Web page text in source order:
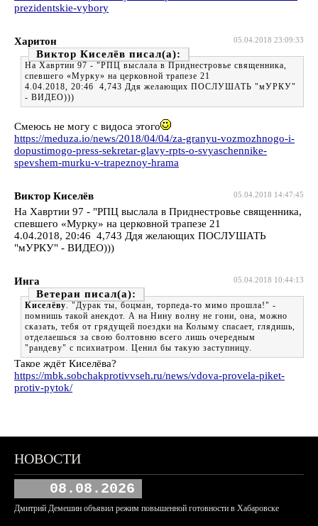
prezidentskie-vybory
05.04.2018 23:09:33
Харитон
Виктор Киселёв
На Хавртии 97 - "РПЦ выслала в Приднестровье священника,
спевшего «Мурку» на церковной трапезе 21
4.04.2018, 20:46 4,743 Ддя желающих ПОСЛУШАТЬ "мУРКУ"
- ВИДЕО)))
Смеюсь не могу с видоса этого
https://meduza.io/news/2018/04/04/za-granyu-vozmozhnogo-i-
dopustimogo-press-sekretar-glavy-rpts-o-svyaschennike-
spevshem-murku-v-trapeznoy-hrama
05.04.2018 14:47:45
Виктор Киселёв
На Хавртии 97 - "РПЦ выслала в Приднестровье священника,
спевшего «Мурку» на церковной трапезе 21
4.04.2018, 20:46 4,743 Ддя желающих ПОСЛУШАТЬ
"мУРКУ" - ВИДЕО)))
05.04.2018 10:44:13
Инга
Ветеран
Киселёву. "Дурак ты, боцман, торпеда-то мимо прошла!" -
помнишь такой анекдот. А на Нину волну не гони, она, можно
сказать, тебя от грядущей поездки на Колыму спасает, глядишь,
отделаешься за свою болтовню всего лишь очередным
"рандеву" с психиатром. Ценил бы такую заступницу.
Такое ждёт Киселёва?
https://mbk.sobchakprotivvseh.ru/news/vdova-provela-piket-
protiv-pytok/
НОВОСТИ
08.08.2026
Дмитрий Демешин объявил режим повышенной готовности в Хабаровске